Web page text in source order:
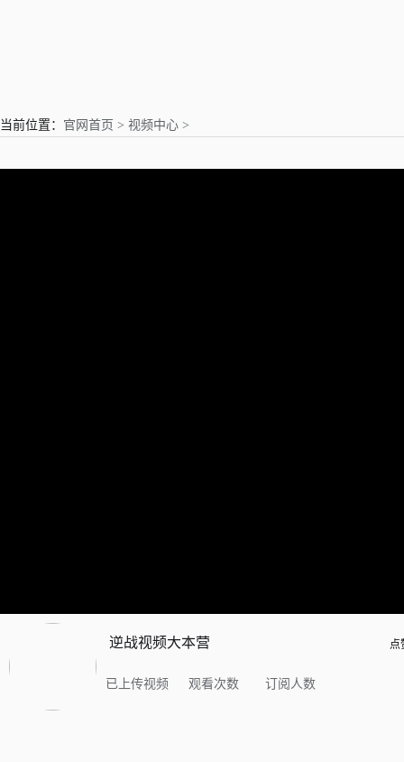
当前位置： 官网首页 > 视频中心 >
逆战视频大本营
已上传视频 观看次数 订阅人数
点